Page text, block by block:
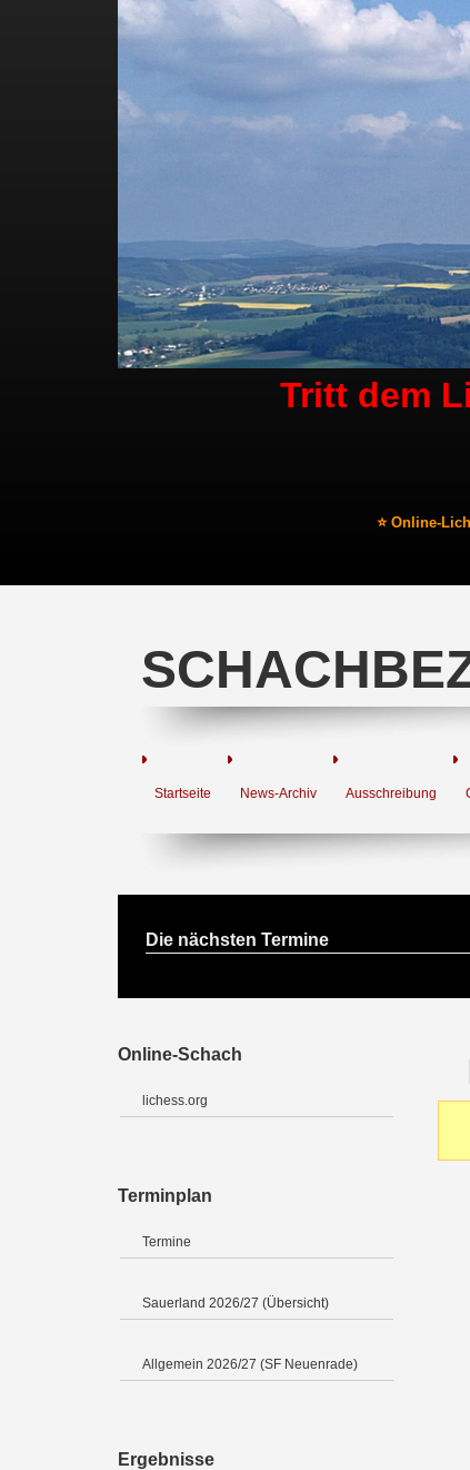
Tritt dem
⭐ Online-
Startseite News-Archiv Ausschreibung
Die nächsten Termine
Online-Schach
lichess.org
Terminplan
Termine
Sauerland 2026/27 (Übersicht)
Allgemein 2026/27 (SF Neuenrade)
Ergebnisse